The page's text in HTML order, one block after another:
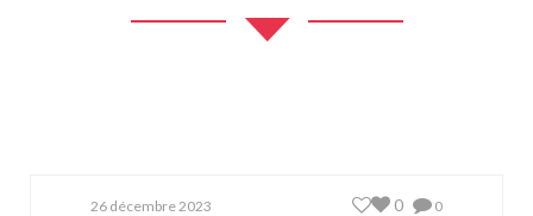
26 décembre 2023 0
0